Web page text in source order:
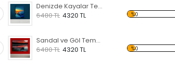
Denizde Kayalar Temalı Kanvas Tablo
6480 TL 4320 TL %0
Sandal ve Göl Temalı Kanvas Tablo
6480 TL 4320 TL %0